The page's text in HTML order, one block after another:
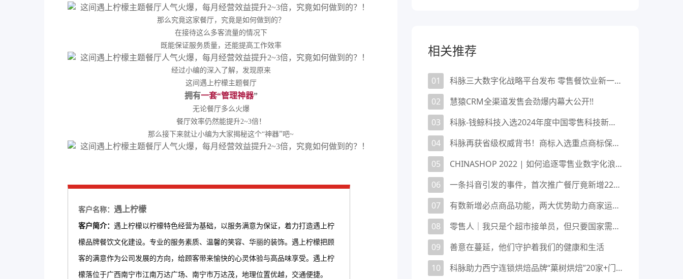
那么究竟这家餐厅， 究竟是如何做到的？
在接待这么多客流量的情况下
既能保证服务质量，还能提高工作效率
经过小编的深入了解， 发现原来
这间遇上柠檬主题餐厅
拥有一套“管理神器”
无论餐厅多么火爆
餐厅效率仍然能提升2~3倍！
那么接下来就让小编为大家揭秘这个“神器”吧~
客户名称： 遇上柠檬
客户简介： 遇上柠檬以柠檬特色经营为基础，以服务满意为保证，着力打造遇上柠
檬品牌餐饮文化建设。专业的服务素质、温馨的笑容、华丽的装饰。遇上柠檬把顾
客的满意作为公司发展的方向，给顾客带来愉快的心灵体验与高品味享受。遇上柠
檬落位于广西南宁市江南万达广场、南宁市万达茂，地理位置优越，交通便捷。
相关推荐
01
科脉三大数字化战略平台发布 零售餐饮业新一轮转型升级
02
慧猿CRM全渠道发售会劲爆内幕大公开!!
03
科脉-钱鲸科技入选2024年度中国零售科技新锐企业！
04
科脉再获省级权威背书！商标入选重点商标保护名录
05
CHINASHOP 2022 | 如何追逐零售业数字化浪潮？科脉与你相约青岛
06
一条抖音引发的事件，首次推广餐厅竟新增2200+会员？
07
有数新增必点商品功能，两大优势助力商家运营！
08
零售人｜我只是个超市接单员，但只要国家需要我肯定义无反顾
09
善意在蔓延，他们守护着我们的健康和生活
10
科脉助力西宁连锁烘焙品牌“菓树烘焙”20家+门店轻松管理